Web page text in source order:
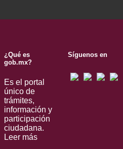
¿Qué es
gob.mx?
Es el portal
único de
trámites,
información y
participación
ciudadana.
Leer más
Síguenos en